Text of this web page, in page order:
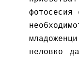
фотосесия
неловко